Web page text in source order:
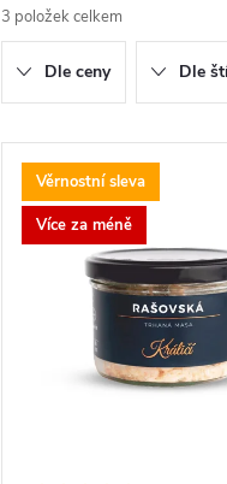
z
e
n
3 položek celkem
Dle ceny Dle
V
ý
Věrnostní sleva
Více za méně